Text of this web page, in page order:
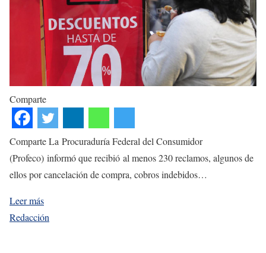
Comparte
Comparte La Procuraduría Federal del Consumidor
(Profeco) informó que recibió al menos 230 reclamos, algunos de
ellos por cancelación de compra, cobros indebidos…
Leer más
Redacción